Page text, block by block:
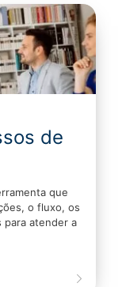
de
que
o fluxo, os
para atender a